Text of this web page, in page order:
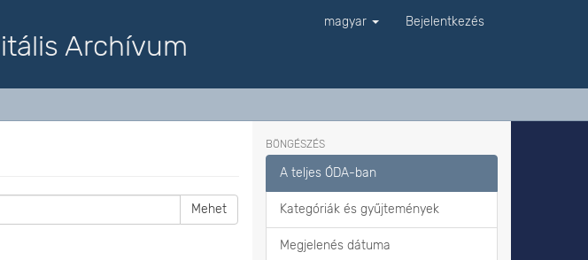
Archívum
magyar Bejelentkezés
Mehet
BÖNGÉSZÉS
A teljes ÓDA-ban
Kategóriák és gyűjtemények
Megjelenés dátuma